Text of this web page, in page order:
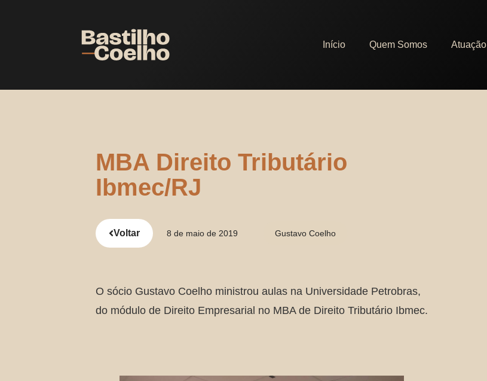
Início Quem Somos Atuação
MBA Direito Tributário
Ibmec/RJ
Voltar 8 de maio de 2019 Gustavo Coelho
O sócio Gustavo Coelho ministrou aulas na Universidade Petrobras,
do módulo de Direito Empresarial no MBA de Direito Tributário Ibmec.